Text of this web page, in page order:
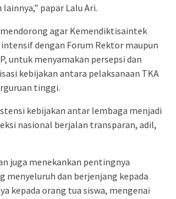
papar Lalu Ari.
agar Kemendiktisaintek
dengan Forum Rektor maupun
untuk menyamakan persepsi dan
kebijakan antara pelaksanaan TKA
tinggi.
kebijakan antar lembaga menjadi
nasional berjalan transparan, adil,
juga menekankan pentingnya
menyeluruh dan berjenjang kepada
kepada orang tua siswa, mengenai